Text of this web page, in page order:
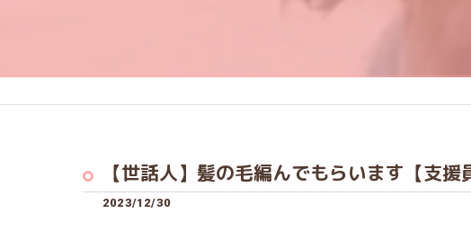
【世話人】髪の毛編んでもらいます【支援
2023/12/30